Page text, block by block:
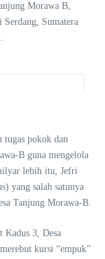
Morawa B,
Sumatera
tugas pokok dan
B guna mengelola
lebih itu, Jefri
yang salah satunya
Tanjung Morawa-B.
Kadus 3, Desa
kursi “empuk”